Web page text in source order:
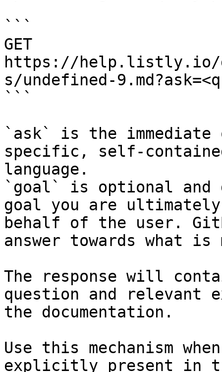
```
GET
https://help.listly.io/
s/undefined-
```
`ask` is the
specific, self-
language.
`goal` is optional and
goal you are
behalf of the user.
answer towards what
The response will
question and relevant
the documentation.
Use this mechanism
explicitly present in